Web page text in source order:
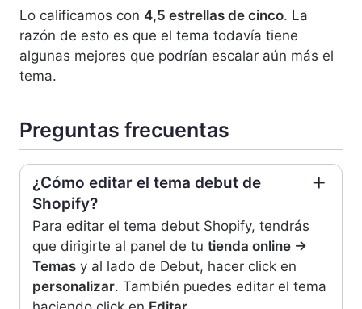
Lo calificamos con 4,5 estrellas de cinco. La
razón de esto es que el tema todavía tiene
algunas mejores que podrían escalar aún más el
tema.
Preguntas frecuentas
¿Cómo editar el tema debut de
Shopify?
Para editar el tema debut Shopify, tendrás
que dirigirte al panel de tu tienda online ->
Temas y al lado de Debut, hacer click en
personalizar. También puedes editar el tema